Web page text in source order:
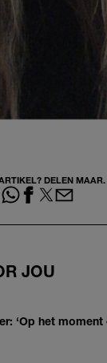
DELEN MAAR.
JOU
‘Op het